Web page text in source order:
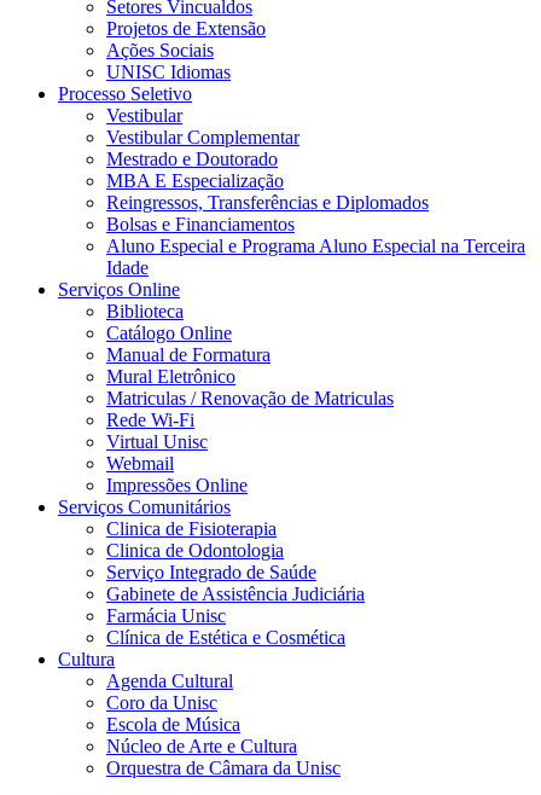
Setores Vincualdos
Projetos de Extensão
Ações Sociais
UNISC Idiomas
Processo Seletivo
Vestibular
Vestibular Complementar
Mestrado e Doutorado
MBA E Especialização
Reingressos, Transferências e Diplomados
Bolsas e Financiamentos
Aluno Especial e Programa Aluno Especial na Terceira
Idade
Serviços Online
Biblioteca
Catálogo Online
Manual de Formatura
Mural Eletrônico
Matriculas / Renovação de Matriculas
Rede Wi-Fi
Virtual Unisc
Webmail
Impressões Online
Serviços Comunitários
Clinica de Fisioterapia
Clinica de Odontologia
Serviço Integrado de Saúde
Gabinete de Assistência Judiciária
Farmácia Unisc
Clínica de Estética e Cosmética
Cultura
Agenda Cultural
Coro da Unisc
Escola de Música
Núcleo de Arte e Cultura
Orquestra de Câmara da Unisc